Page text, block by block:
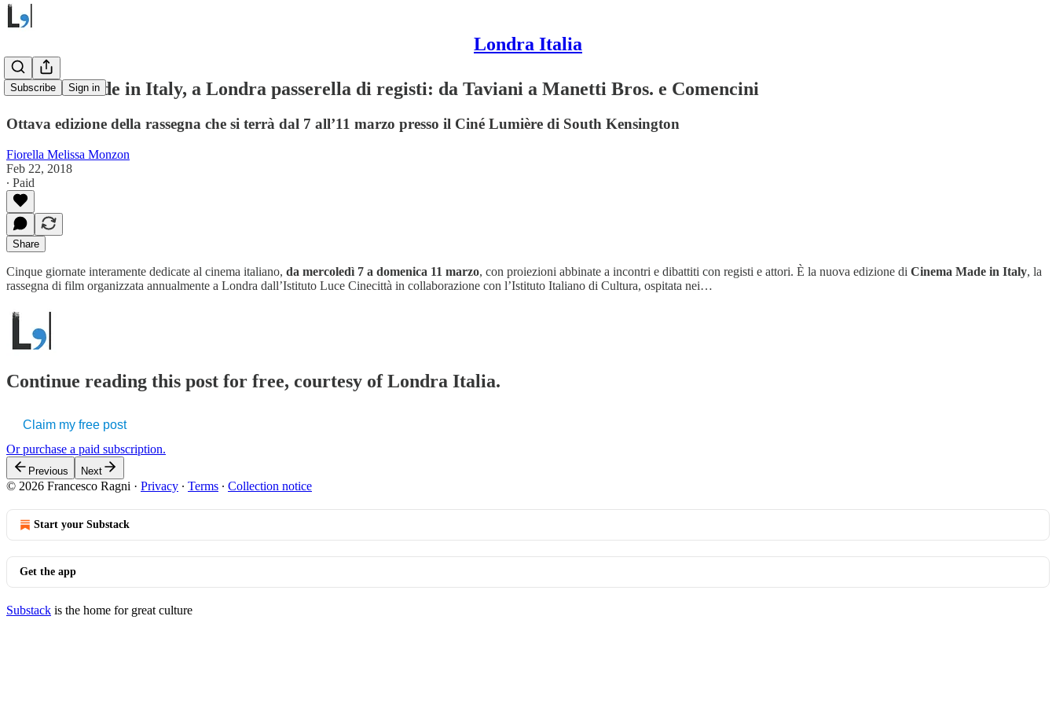
Londra Italia
Subscribe Sign in
Cinema Made in Italy, a Londra passerella di registi: da Taviani a Manetti Bros. e Comencini
Ottava edizione della rassegna che si terrà dal 7 all’11 marzo presso il Ciné Lumière di South Kensington
Fiorella Melissa Monzon
Feb 22, 2018
∙ Paid
Share
Cinque giornate interamente dedicate al cinema italiano, da mercoledì 7 a domenica 11 marzo, con proiezioni abbinate a incontri e dibattiti con registi e attori. È la nuova edizione di Cinema Made in Italy, la
rassegna di film organizzata annualmente a Londra dall’Istituto Luce Cinecittà in collaborazione con l’Istituto Italiano di Cultura, ospitata nei…
Continue reading this post for free, courtesy of Londra Italia.
Claim my free post
Or purchase a paid subscription.
Previous Next
© 2026 Francesco Ragni · Privacy ∙ Terms ∙ Collection notice
Start your Substack
Get the app
Substack is the home for great culture